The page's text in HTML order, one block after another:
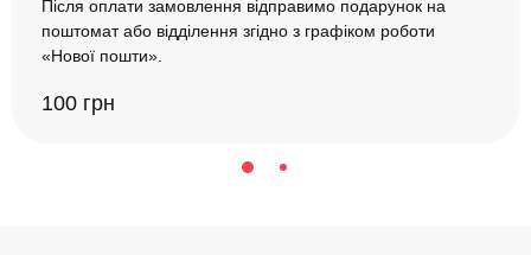
Після оплати замовлення відправимо подарунок на
поштомат або відділення згідно з графіком роботи
«Нової пошти».
100 грн